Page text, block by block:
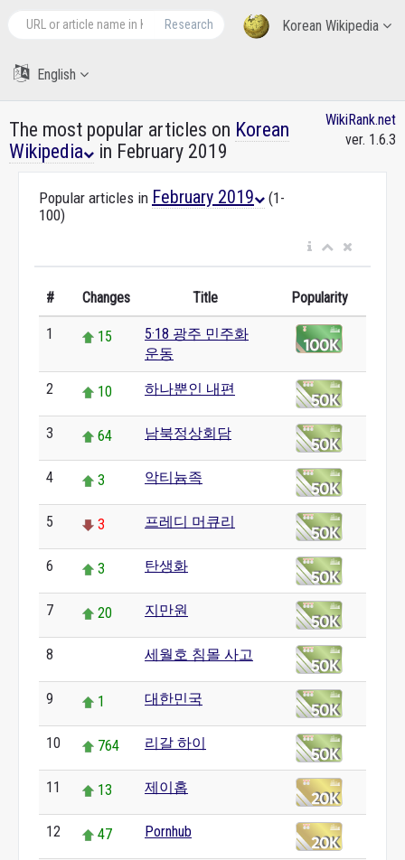
Korean Wikipedia
Research
English
The most popular articles on Korean
Wikipedia
in February 2019
WikiRank.net
ver. 1.6.3
Popular articles in February 2019
(1-
100)
# Changes Title Popularity
1 15
5·18 광주 민주화
운동
2 10 하나뿐인 내편
3 64 남북정상회담
4 3 악티늄족
5 3 프레디 머큐리
6 3 탄생화
7 20 지만원
8 세월호 침몰 사고
9 1 대한민국
10 764 리갈 하이
11 13 제이홉
12 47 Pornhub